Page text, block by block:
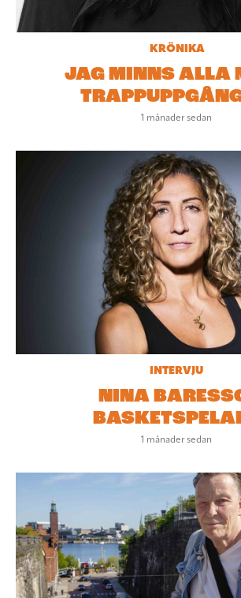
KRÖNIKA
JAG MINNS ALLA
1 månader sedan
INTERVJU
NINA
1 månader sedan